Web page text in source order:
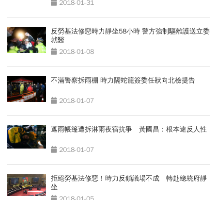
2018-01-31
反勞基法修惡時力靜坐58小時 警方強制驅離護送立委
就醫
2018-01-08
不滿警察拆雨棚 時力隔蛇籠簽委任狀向北檢提告
2018-01-07
遮雨帳篷遭拆淋雨夜宿抗爭 黃國昌：根本違反人性
2018-01-07
拒絕勞基法修惡！時力反鎖議場不成 轉赴總統府靜
坐